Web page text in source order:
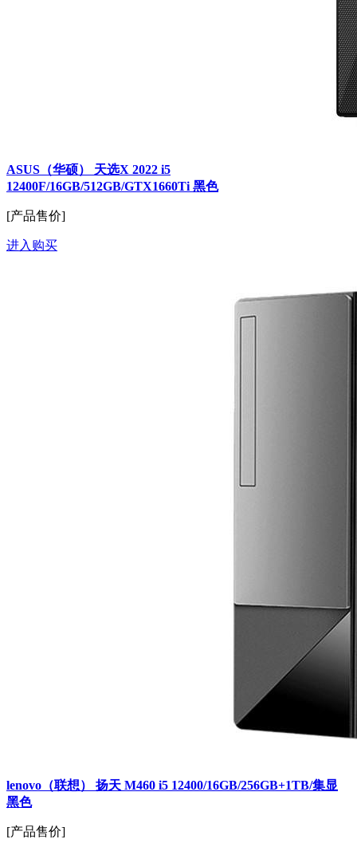
ASUS（华硕） 天选X 2022 i5
12400F/16GB/512GB/GTX1660Ti 黑色
[产品售价]
进入购买
lenovo（联想） 扬天 M460 i5 12400/16GB/256GB+1TB/集显
黑色
[产品售价]